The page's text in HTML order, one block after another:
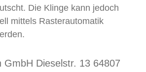
Die Klinge kann jedoch
mittels Rasterautomatik
GmbH Dieselstr. 13 64807